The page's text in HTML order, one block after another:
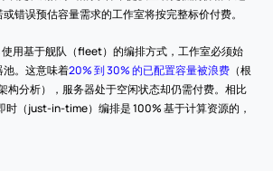
错误预估容量需求的工作室将按完整标价付费。
用基于舰队（fleet）的编排方式，工作室必须始
池。这意味着20% 到 30% 的已配置容量被浪费 （根
构分析），服务器处于空闲状态却仍需付费。相比
时（just-in-time）编排是 100% 基于计算资源的，